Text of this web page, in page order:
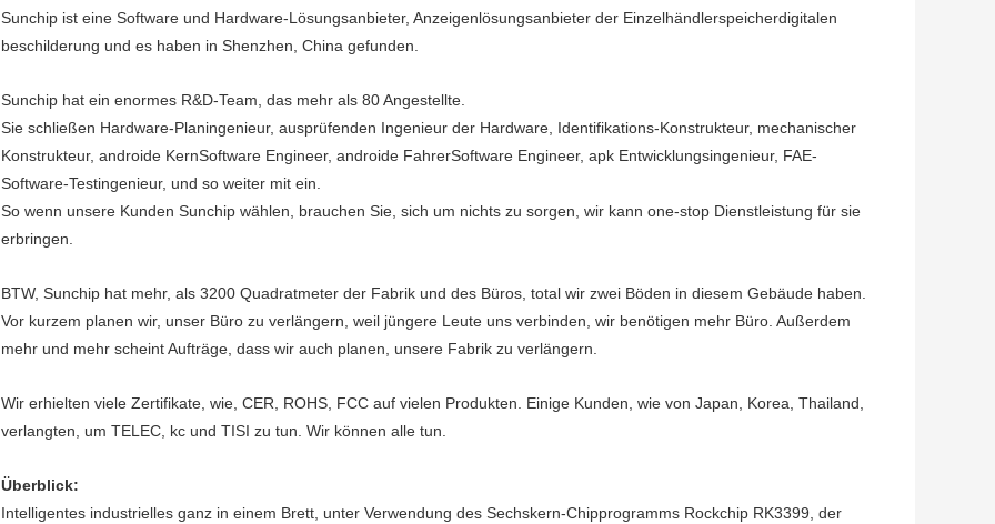
Sunchip ist eine Software und Hardware-Lösungsanbieter, Anzeigenlösungsanbieter der Einzelhändlerspeicherdigitalen
beschilderung und es haben in Shenzhen, China gefunden.
Sunchip hat ein enormes R&D-Team, das mehr als 80 Angestellte.
Sie schließen Hardware-Planingenieur, ausprüfenden Ingenieur der Hardware, Identifikations-Konstrukteur, mechanischer
Konstrukteur, androide KernSoftware Engineer, androide FahrerSoftware Engineer, apk Entwicklungsingenieur, FAE-
Software-Testingenieur, und so weiter mit ein.
So wenn unsere Kunden Sunchip wählen, brauchen Sie, sich um nichts zu sorgen, wir kann one-stop Dienstleistung für sie
erbringen.
BTW, Sunchip hat mehr, als 3200 Quadratmeter der Fabrik und des Büros, total wir zwei Böden in diesem Gebäude haben.
Vor kurzem planen wir, unser Büro zu verlängern, weil jüngere Leute uns verbinden, wir benötigen mehr Büro. Außerdem
mehr und mehr scheint Aufträge, dass wir auch planen, unsere Fabrik zu verlängern.
Wir erhielten viele Zertifikate, wie, CER, ROHS, FCC auf vielen Produkten. Einige Kunden, wie von Japan, Korea, Thailand,
verlangten, um TELEC, kc und TISI zu tun. Wir können alle tun.
Überblick:
Intelligentes industrielles ganz in einem Brett, unter Verwendung des Sechskern-Chipprogramms Rockchip RK3399, der